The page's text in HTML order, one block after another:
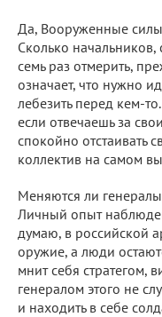
Да, Вооруженные
Сколько
семь раз отмерить,
означает, что нужно
лебезить перед кем-
если отвечаешь за
спокойно отстаивать
коллектив на самом
Меняются ли
Личный опыт
думаю, в российской
оружие, а люди
мнит себя стратегом,
генералом этого не
и находить в себе